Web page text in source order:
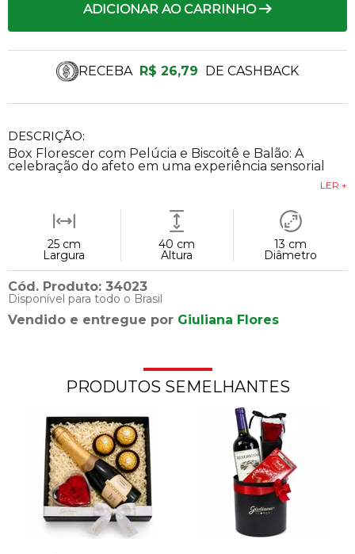
DESCRIÇÃO:
Box Florescer com Pelúcia e Biscoitê e Balão: A
celebração do afeto em uma experiência sensorial
LER +
25 cm
Largura
40 cm
Altura
13 cm
Diâmetro
Cód. Produto: 34023
Disponível para todo o Brasil
Vendido e entregue por Giuliana Flores
RECEBA R$ 26,79 DE CASHBACK
ADICIONAR AO CARRINHO
PRODUTOS SEMELHANTES